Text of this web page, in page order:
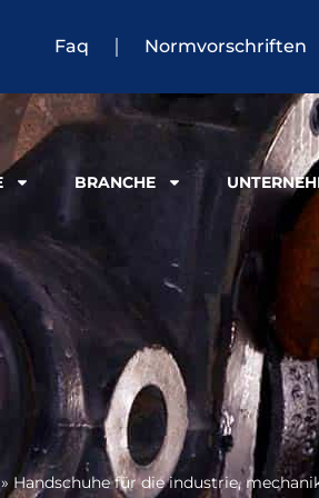
Faq Normvorschriften
BRANCHE
» Handschuhe für die industrie,